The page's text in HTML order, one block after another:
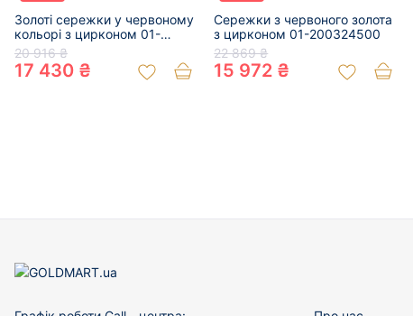
Золоті сережки у червоному
кольорі з цирконом 01-
200806139
20 916 ₴
17 430 ₴
Сережки з червоного золота
з цирконом 01-200324500
22 869 ₴
15 972 ₴